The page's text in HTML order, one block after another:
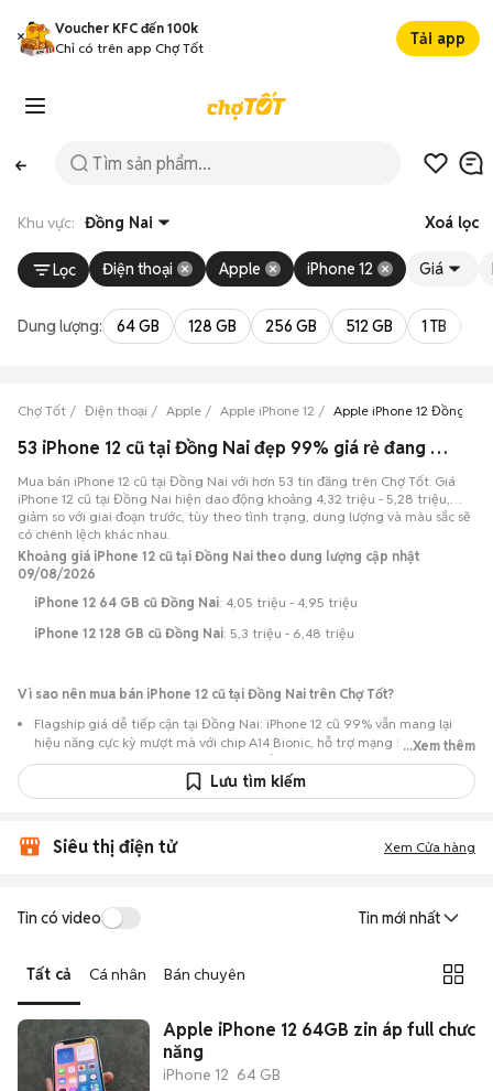
Voucher KFC đến 100k
Chỉ có trên app Chợ Tốt
Tải app
Khu vực: Đồng Nai Xoá lọc
Lọc Điện thoại Apple iPhone 12 Giá
Dung lượng: 64 GB 128 GB 256 GB 512 GB 1 TB
Chợ Tốt Điện thoại Apple Apple iPhone 12 Apple iPhone 12 Đồng Nai
53 iPhone 12 cũ tại Đồng Nai đẹp 99% giá rẻ đang bán 08/2026
Mua bán iPhone 12 cũ tại Đồng Nai với hơn 53 tin đăng trên Chợ Tốt. Giá
iPhone 12 cũ tại Đồng Nai hiện dao động khoảng 4,32 triệu - 5,28 triệu,
giảm so với giai đoạn trước, tùy theo tình trạng, dung lượng và màu sắc sẽ
có chênh lệch khác nhau.
Khoảng giá iPhone 12 cũ tại Đồng Nai theo dung lượng cập nhật
09/08/2026
iPhone 12 64 GB cũ Đồng Nai: 4,05 triệu - 4,95 triệu
iPhone 12 128 GB cũ Đồng Nai: 5,3 triệu - 6,48 triệu
Vì sao nên mua bán iPhone 12 cũ tại Đồng Nai trên Chợ Tốt?
Flagship giá dễ tiếp cận tại Đồng Nai: iPhone 12 cũ 99% vẫn mang lại
hiệu năng cực kỳ mượt mà với chip A14 Bionic, hỗ trợ mạng 5G tốc độ
cao, cụm camera kép 12MP chụp đêm ấn tượng và màn hình Super
Retina XDR OLED 6.1 inch sắc nét, nhưng có mức giá hợp lý hơn rất nhiều
so với khi mới ra mắt.
nhiều ở TP Biên Hòa, TP Long Khánh… với các phiên bản 64GB, 128GB,
tình trạng máy trước khi mua.
bên đồng ý.
...Xem thêm
Lưu tìm kiếm
Siêu thị điện tử Xem Cửa hàng
Tin có video Tin mới nhất
Tất cả Cá nhân Bán chuyên
Apple iPhone 12 64GB zin áp full chưc
năng
iPhone 12 64 GB